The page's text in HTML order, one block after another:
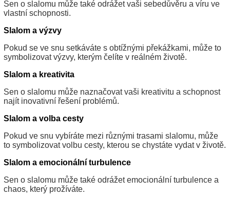
Sen o slalomu může také odrážet vaši sebedůvěru a víru ve
vlastní schopnosti.
Slalom a výzvy
Pokud se ve snu setkáváte s obtížnými překážkami, může to
symbolizovat výzvy, kterým čelíte v reálném životě.
Slalom a kreativita
Sen o slalomu může naznačovat vaši kreativitu a schopnost
najít inovativní řešení problémů.
Slalom a volba cesty
Pokud ve snu vybíráte mezi různými trasami slalomu, může
to symbolizovat volbu cesty, kterou se chystáte vydat v životě.
Slalom a emocionální turbulence
Sen o slalomu může také odrážet emocionální turbulence a
chaos, který prožíváte.